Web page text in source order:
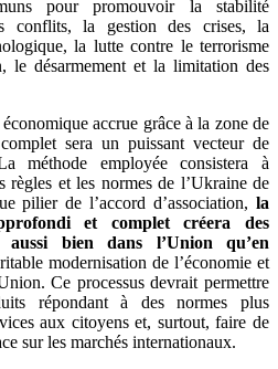
pour promouvoir la stabilité
conflits, la gestion des crises, la
la lutte contre le terrorisme
le désarmement et la limitation des
accrue grâce à la zone de
sera un puissant vecteur de
méthode employée consistera à
règles et les normes de l’Ukraine de
pilier de l’accord d’association, la
et complet créera des
aussi bien dans l’Union qu’en
modernisation de l’économie et
Ce processus devrait permettre
répondant à des normes plus
aux citoyens et, surtout, faire de
sur les marchés internationaux.